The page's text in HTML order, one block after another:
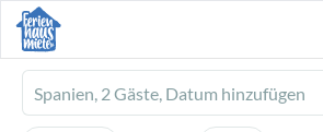
Ferienhausmiete
logo